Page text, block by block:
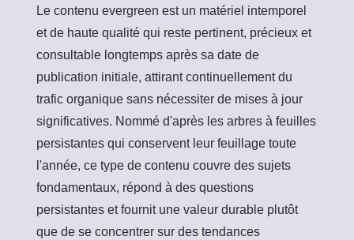
Le contenu evergreen est un matériel intemporel
et de haute qualité qui reste pertinent, précieux et
consultable longtemps après sa date de
publication initiale, attirant continuellement du
trafic organique sans nécessiter de mises à jour
significatives. Nommé d'après les arbres à feuilles
persistantes qui conservent leur feuillage toute
l'année, ce type de contenu couvre des sujets
fondamentaux, répond à des questions
persistantes et fournit une valeur durable plutôt
que de se concentrer sur des tendances